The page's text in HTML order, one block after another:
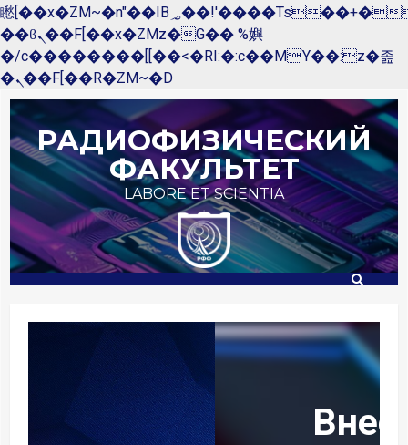
矁[��x�ZM~�n"��IB؃��!'����Тѕ��+��(m��IK�ʭ�/|
��ϐܢ��F[��x�ZMz�G�� %嬩
�/c��������[[��<�RI:�:c��MΎ��:z�졾
�ܢ��F[��R�ZM~�D
Перейти
содержимому
РАДИОФИЗИЧЕСКИЙ
ФАКУЛЬТЕТ
LABORE ET SCIENTIA
Внеси